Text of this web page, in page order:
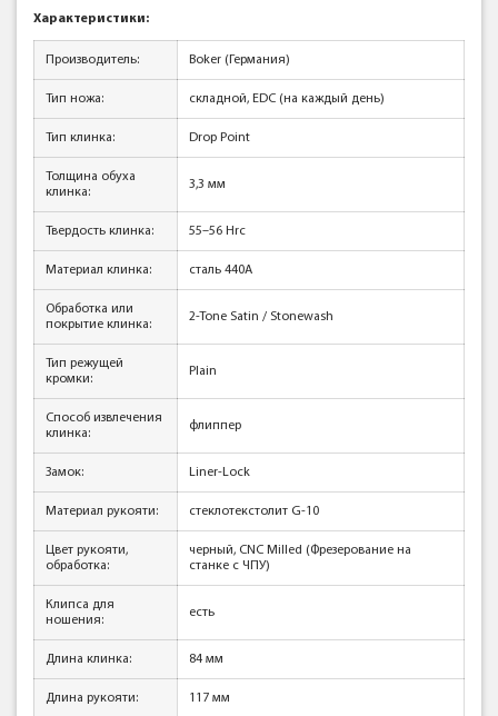
Характеристики:
Производитель: Boker (Германия)
Тип ножа: складной, EDC (на каждый день)
Тип клинка: Drop Point
Толщина обуха
клинка:
3,3 мм
Твердость клинка: 55–56 Hrc
Материал клинка: сталь 440А
Обработка или
покрытие клинка:
2-Tone Satin / Stonewash
Тип режущей
кромки:
Plain
Способ извлечения
клинка:
флиппер
Замок: Liner-Lock
Материал рукояти: стеклотекстолит G-10
Цвет рукояти,
обработка:
черный, CNC Milled (Фрезерование на
станке с ЧПУ)
Клипса для
ношения:
есть
Длина клинка: 84 мм
Длина рукояти: 117 мм